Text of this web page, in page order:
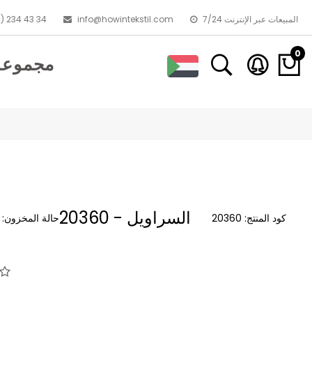
234 43 34 info@howintekstil.com 7/24 المبيعات عبر الإنترنت
0
كود المنتج: حالة المخزون:20360 - السراويل